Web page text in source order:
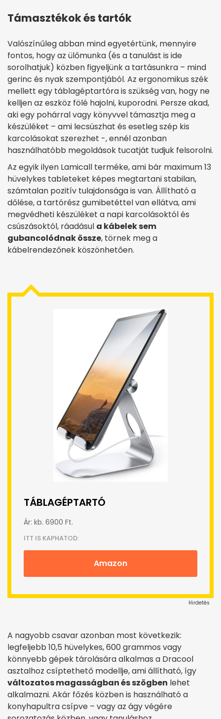
Támasztékok és tartók
Valószínűleg abban mind egyetértünk, mennyire
fontos, hogy az ülőmunka (és a tanulást is ide
sorolhatjuk) közben figyeljünk a tartásunkra – mind
gerinc és nyak szempontjából. Az ergonomikus szék
mellett egy táblagéptartóra is szükség van, hogy ne
kelljen az eszköz fölé hajolni, kuporodni. Persze akad,
aki egy pohárral vagy könyvvel támasztja meg a
készüléket – ami lecsúszhat és esetleg szép kis
karcolásokat szerezhet -, ennél azonban
használhatóbb megoldások tucatját tudjuk felsorolni.
Az egyik ilyen Lamicall terméke, ami bár maximum 13
hüvelykes tableteket képes megtartani stabilan,
számtalan pozitív tulajdonsága is van. Állítható a
dőlése, a tartórész gumibetéttel van ellátva, ami
megvédheti készüléket a napi karcolásoktól és
csúszásoktól, ráadásul a kábelek sem
gubancolódnak össze, törnek meg a
kábelrendezőnek köszönhetően.
TÁBLAGÉPTARTÓ
Ár: kb. 6900 Ft.
ITT IS KAPHATOD:
Amazon
Hirdetés
A nagyobb csavar azonban most következik:
legfeljebb 10,5 hüvelykes, 600 grammos vagy
könnyebb gépek tárolására alkalmas a Dracool
asztalhoz csíptethető modellje, ami állítható, így
változatos magasságban és szögben lehet
alkalmazni. Akár főzés közben is használható a
konyhapultra csípve – vagy az ágy végére